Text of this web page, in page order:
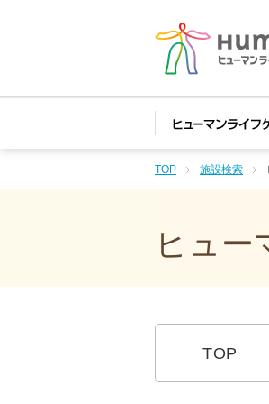
TOP 施設検索
ヒュー
TOP